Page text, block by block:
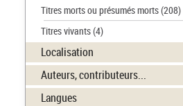
Titres morts ou présumés morts(208)
Titres vivants(4)
Localisation
Auteurs, contributeurs...
Langues